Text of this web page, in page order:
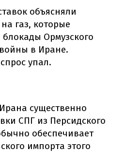
объясняли
газ, которые
Ормузского
в Иране.
упал.
существенно
СПГ из Персидского
обеспечивает
импорта этого